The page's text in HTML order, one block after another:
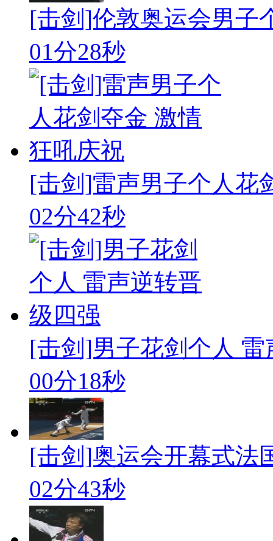
[击剑]伦敦奥运会男子
01分28秒
[击剑]雷声男子个人花
02分42秒
[击剑]男子花剑个人
00分18秒
[击剑]奥运会开幕式法
02分43秒